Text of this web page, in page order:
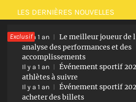
Passer
au
contenu
LES DERNIÈRES NOUVELLES
ExclusifIl y a 1 an
Le meilleur joueur de
analyse des performances et des
accomplissements
Il y a 1 an
Événement sportif
athlètes à suivre
Il y a 1 an
Événement sportif
acheter des billets